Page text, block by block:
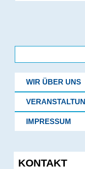
nach:
WIR ÜBER UNS
IMPRESSUM
KONTAKT